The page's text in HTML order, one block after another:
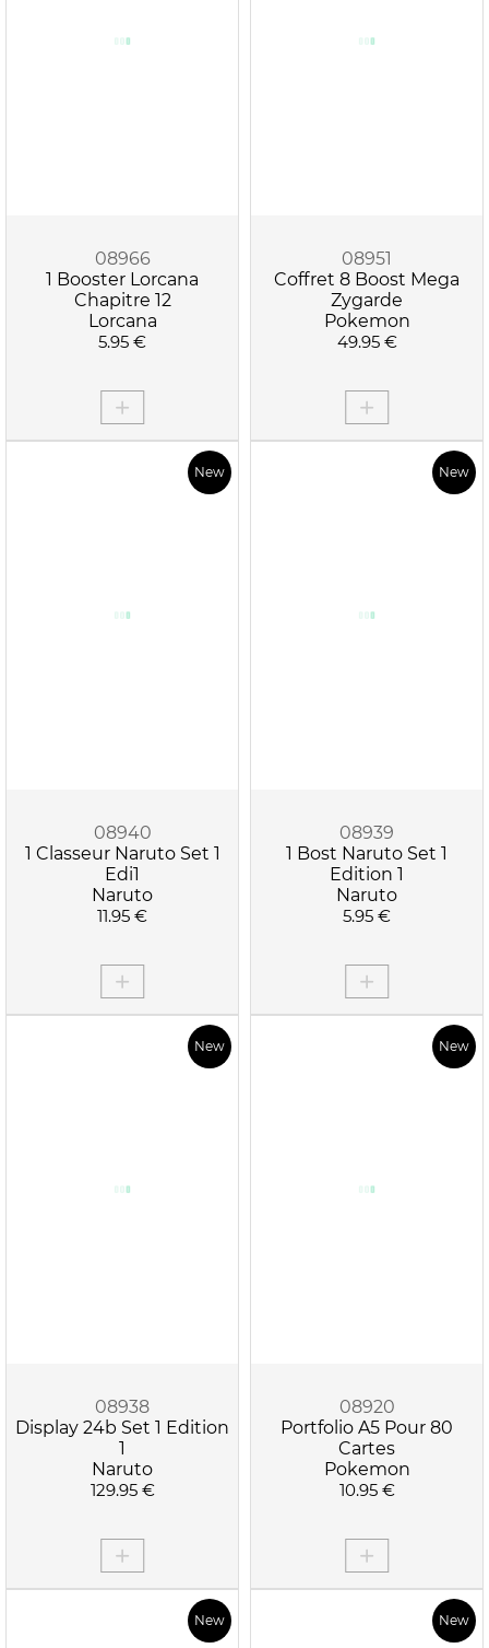
08966
1 Booster Lorcana
Chapitre 12
Lorcana
5.95 €
08951
Coffret 8 Boost Mega
Zygarde
Pokemon
49.95 €
New
08940
1 Classeur Naruto Set 1
Edi1
Naruto
11.95 €
New
08939
1 Bost Naruto Set 1
Edition 1
Naruto
5.95 €
New
08938
Display 24b Set 1 Edition
1
Naruto
129.95 €
New
08920
Portfolio A5 Pour 80
Cartes
Pokemon
10.95 €
New New